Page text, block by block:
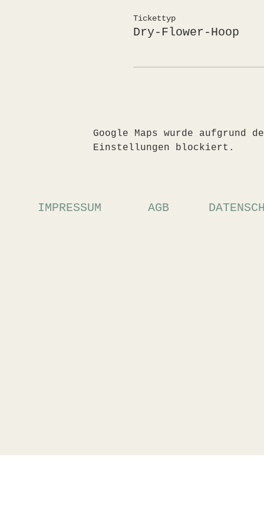
Tickettyp
Dry-Flower-Hoop
Google Maps wurde
Einstellungen blockiert.
IMPRESSUM AGB